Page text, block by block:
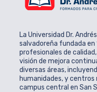
La Universidad Dr.
salvadoreña fundada
profesionales de
visión de mejora
diversas áreas,
humanidades, y centros
campus central en San